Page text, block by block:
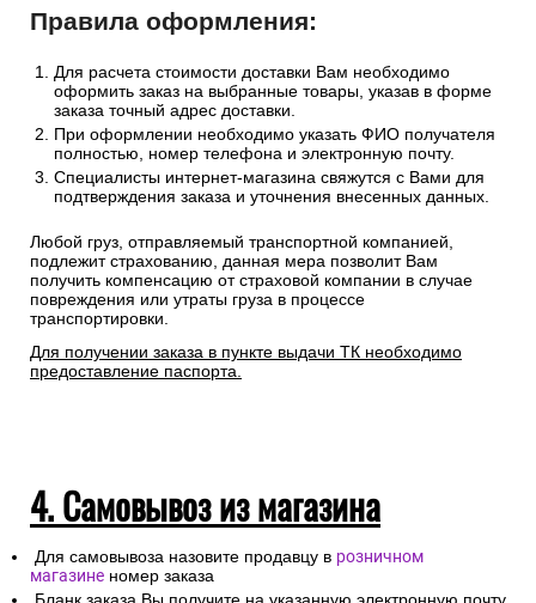
Правила оформления:
Для расчета стоимости доставки Вам необходимо
оформить заказ на выбранные товары, указав в форме
заказа точный адрес доставки.
При оформлении необходимо указать ФИО получателя
полностью, номер телефона и электронную почту.
Специалисты интернет-магазина свяжутся с Вами для
подтверждения заказа и уточнения внесенных данных.
Любой груз, отправляемый транспортной компанией,
подлежит страхованию, данная мера позволит Вам
получить компенсацию от страховой компании в случае
повреждения или утраты груза в процессе
транспортировки.
Для получении заказа в пункте выдачи ТК необходимо
предоставление паспорта.
4. Самовывоз из магазина
Для самовывоза назовите продавцу в розничном
магазине номер заказа